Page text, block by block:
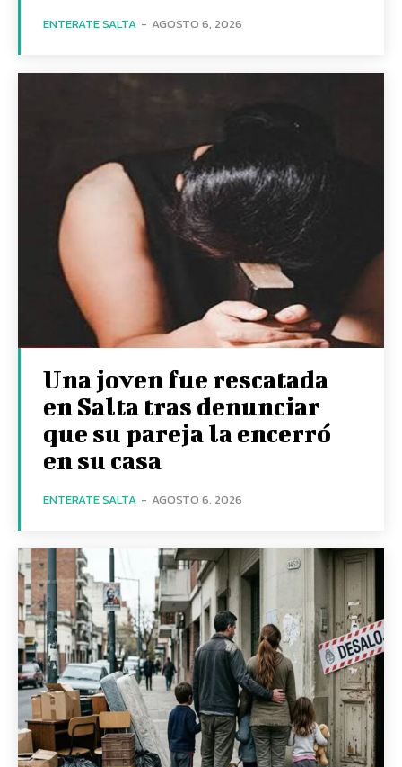
ENTERATE SALTA - AGOSTO 6, 2026
Una joven fue rescatada
en Salta tras denunciar
que su pareja la encerró
en su casa
ENTERATE SALTA - AGOSTO 6, 2026